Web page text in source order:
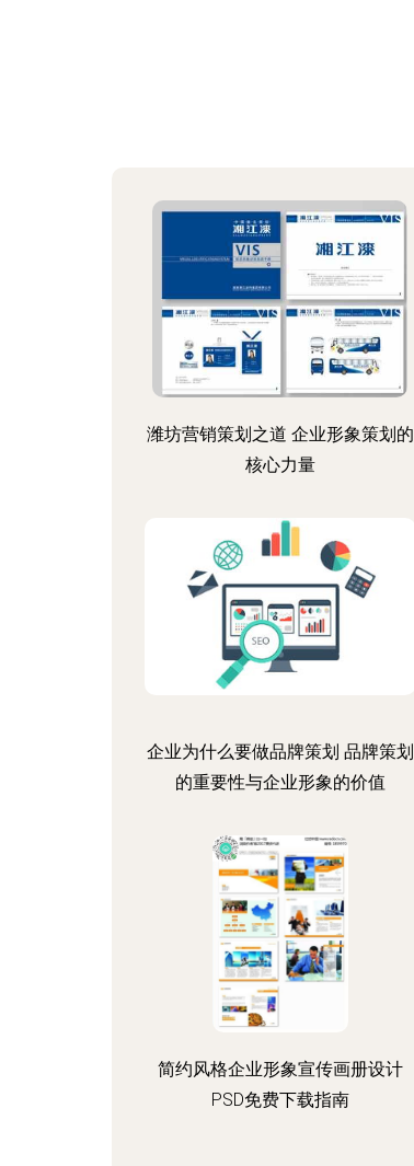
潍坊营销策划之道 企业形象策划的
核心力量
企业为什么要做品牌策划 品牌策划
的重要性与企业形象的价值
简约风格企业形象宣传画册设计
PSD免费下载指南